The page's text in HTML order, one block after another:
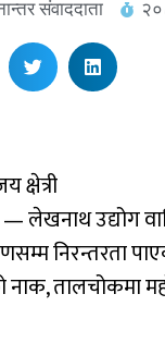
संवाददाता
क्षेत्री
— लेखनाथ उद्योग
निरन्तरता
नाक, तालचोकमा